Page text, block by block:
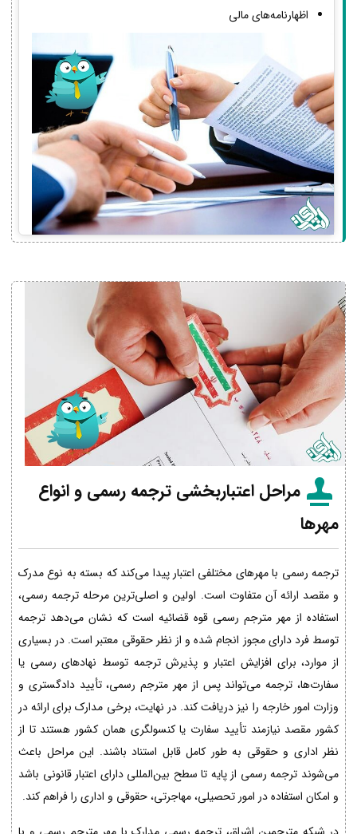
اظهارنامه‌های مالی
مراحل اعتباربخشی ترجمه رسمی و انواع
مهرها
ترجمه رسمی با مهرهای مختلفی اعتبار پیدا می‌کند که بسته به نوع مدرک
و مقصد ارائه آن متفاوت است. اولین و اصلی‌ترین مرحله ترجمه رسمی،
استفاده از مهر مترجم رسمی قوه قضائیه است که نشان می‌دهد ترجمه
توسط فرد دارای مجوز انجام شده و از نظر حقوقی معتبر است. در بسیاری
از موارد، برای افزایش اعتبار و پذیرش ترجمه توسط نهادهای رسمی یا
سفارت‌ها، ترجمه می‌تواند پس از مهر مترجم رسمی، تأیید دادگستری و
وزارت امور خارجه را نیز دریافت کند. در نهایت، برخی مدارک برای ارائه در
کشور مقصد نیازمند تأیید سفارت یا کنسولگری همان کشور هستند تا از
نظر اداری و حقوقی به طور کامل قابل استناد باشند. این مراحل باعث
می‌شوند ترجمه رسمی از پایه تا سطح بین‌المللی دارای اعتبار قانونی باشد
و امکان استفاده در امور تحصیلی، مهاجرتی، حقوقی و اداری را فراهم کند.